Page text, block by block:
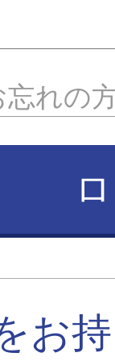
れの
お